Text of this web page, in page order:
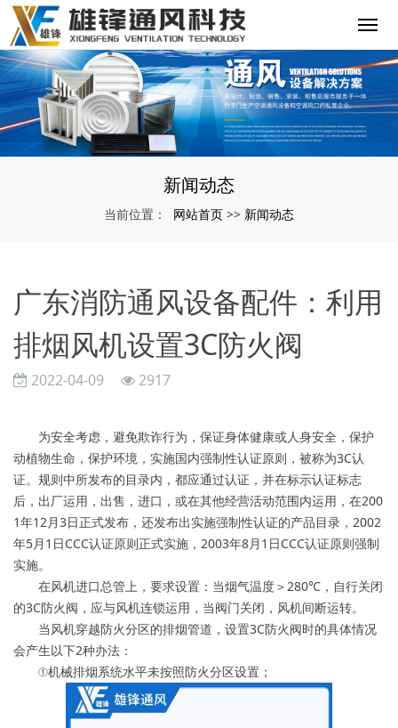
新闻动态
当前位置： 网站首页 >> 新闻动态
广东消防通风设备配件：利用
排烟风机设置3C防火阀
2022-04-09 2917
为安全考虑，避免欺诈行为，保证身体健康或人身安全，保护
动植物生命，保护环境，实施国内强制性认证原则，被称为3C认
证。规则中所发布的目录内，都应通过认证，并在标示认证标志
后，出厂运用，出售，进口，或在其他经营活动范围内运用，在200
1年12月3日正式发布，还发布出实施强制性认证的产品目录，2002
年5月1日CCC认证原则正式实施，2003年8月1日CCC认证原则强制
实施。
在风机进口总管上，要求设置：当烟气温度＞280℃，自行关闭
的3C防火阀，应与风机连锁运用，当阀门关闭，风机间断运转。
当风机穿越防火分区的排烟管道，设置3C防火阀时的具体情况
会产生以下2种办法：
①机械排烟系统水平未按照防火分区设置；